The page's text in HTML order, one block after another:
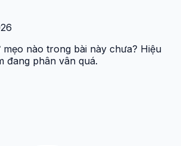
nào trong bài này chưa? Hiệu
đang phân vân quá.